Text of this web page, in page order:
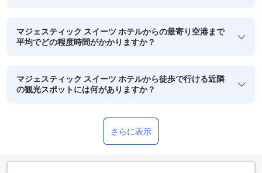
マジェスティック スイーツ ホテルからの最寄り空港まで
平均でどの程度時間がかかりますか？
マジェスティック スイーツ ホテルから徒歩で行ける近隣
の観光スポットには何がありますか？
さらに表示